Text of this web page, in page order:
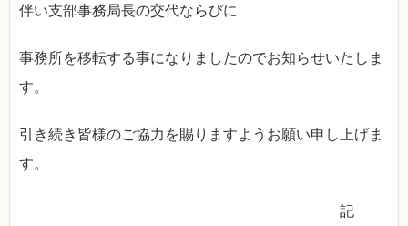
伴い支部事務局長の交代ならびに
事務所を移転する事になりましたのでお知らせいたしま
す。
引き続き皆様のご協力を賜りますようお願い申し上げま
す。
記